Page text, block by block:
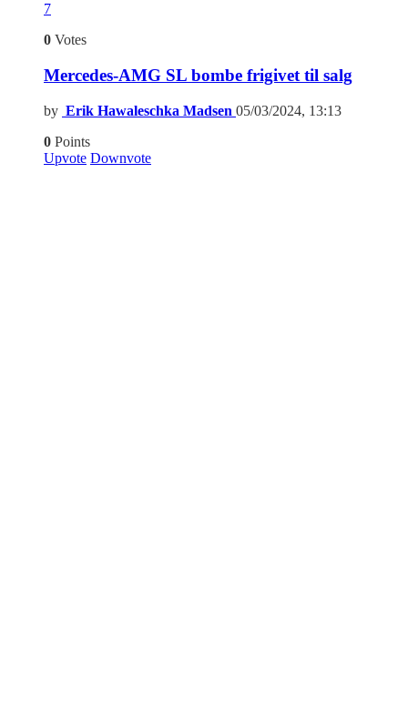
7
0 Votes
Mercedes-AMG SL bombe frigivet til salg
by Erik Hawaleschka Madsen 05/03/2024, 13:13
0 Points
Upvote Downvote